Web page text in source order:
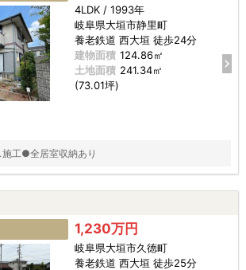
4LDK / 1993年
岐阜県大垣市静里町
養老鉄道 西大垣 徒歩24分
建物面積 124.86㎡
土地面積 241.34㎡
(73.01坪)
工●全居室収納あり
1,230万円
岐阜県大垣市久徳町
養老鉄道 西大垣 徒歩25分